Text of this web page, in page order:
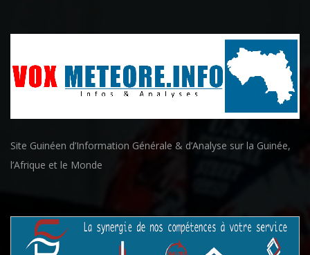
Site Guinéen d’Information Générale & d’Analyse sur la Guinée,
l’Afrique et le Monde